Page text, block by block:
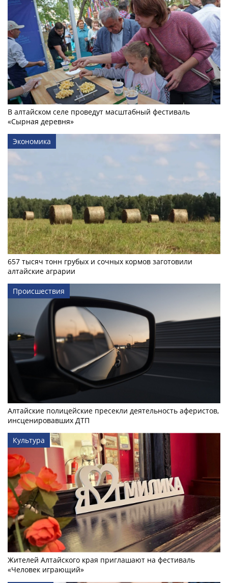
В алтайском селе проведут масштабный фестиваль
«Сырная деревня»
Экономика
657 тысяч тонн грубых и сочных кормов заготовили
алтайские аграрии
Происшествия
Алтайские полицейские пресекли деятельность аферистов,
инсценировавших ДТП
Культура
Жителей Алтайского края приглашают на фестиваль
«Человек играющий»